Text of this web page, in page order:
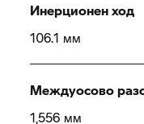
Инерционен ход
106.1 мм
Междуосово
1,556 мм